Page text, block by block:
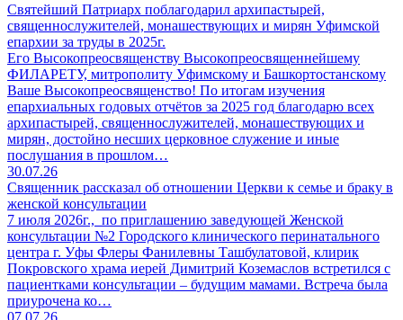
Святейший Патриарх поблагодарил архипастырей,
священнослужителей, монашествующих и мирян Уфимской
епархии за труды в 2025г.
Его Высокопреосвященству Высокопреосвященнейшему
ФИЛАРЕТУ, митрополиту Уфимскому и Башкортостанскому
Ваше Высокопреосвященство! По итогам изучения
епархиальных годовых отчётов за 2025 год благодарю всех
архипастырей, священнослужителей, монашествующих и
мирян, достойно несших церковное служение и иные
послушания в прошлом…
30.07.26
Священник рассказал об отношении Церкви к семье и браку в
женской консультации
7 июля 2026г., по приглашению заведующей Женской
консультации №2 Городского клинического перинатального
центра г. Уфы Флеры Фанилевны Ташбулатовой, клирик
Покровского храма иерей Димитрий Коземаслов встретился с
пациентками консультации – будущим мамами. Встреча была
приурочена ко…
07.07.26